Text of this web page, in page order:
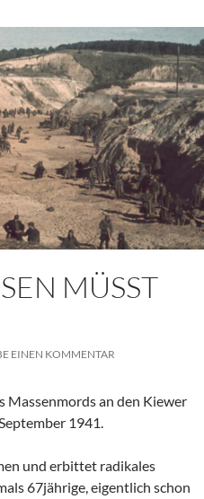
MÜSST
EINEN KOMMENTAR
Massenmords an den Kiewer
1941.
und erbittet radikales
67jährige, eigentlich schon